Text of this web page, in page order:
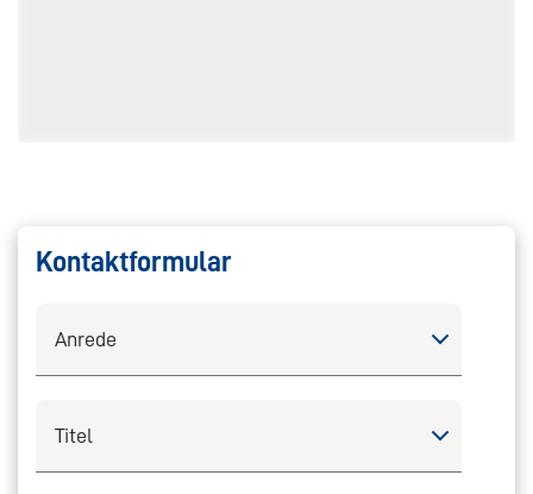
Kontaktformular